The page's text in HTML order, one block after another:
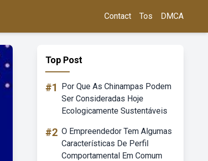
Contact Tos DMCA
Top Post
#1
Por Que As Chinampas Podem
Ser Consideradas Hoje
Ecologicamente Sustentáveis
#2 O Empreendedor Tem Algumas
Características De Perfil
Comportamental Em Comum